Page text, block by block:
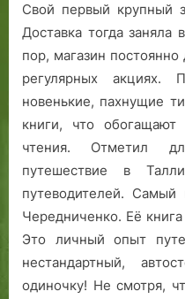
Свой первый крупный
Доставка тогда заняла
пор, магазин
регулярных акциях.
новенькие, пахнущие
книги, что
чтения. Отметил
путешествие в
путеводителей.
Чередниченко. Её
Это личный опыт
нестандартный,
одиночку! Не смотря,